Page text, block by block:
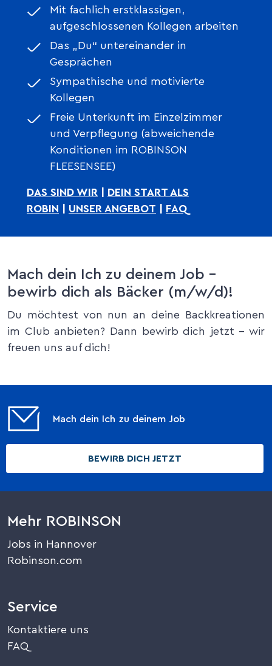
Mit fachlich erstklassigen,
aufgeschlossenen Kollegen arbeiten
Das „Du“ untereinander in
Gesprächen
Sympathische und motivierte
Kollegen
Freie Unterkunft im Einzelzimmer
und Verpflegung (abweichende
Konditionen im ROBINSON
FLEESENSEE)
DAS SIND WIR
DEIN START ALS
ROBIN
UNSER ANGEBOT FAQ
Mach dein Ich zu deinem Job –
bewirb dich als Bäcker (m/w/d)!
Du möchtest von nun an deine Backkreationen
im Club anbieten? Dann bewirb dich jetzt – wir
freuen uns auf dich!
Mach dein Ich zu deinem Job
BEWIRB DICH JETZT
Mehr ROBINSON
Jobs in Hannover
Robinson.com
Service
Kontaktiere uns
FAQ